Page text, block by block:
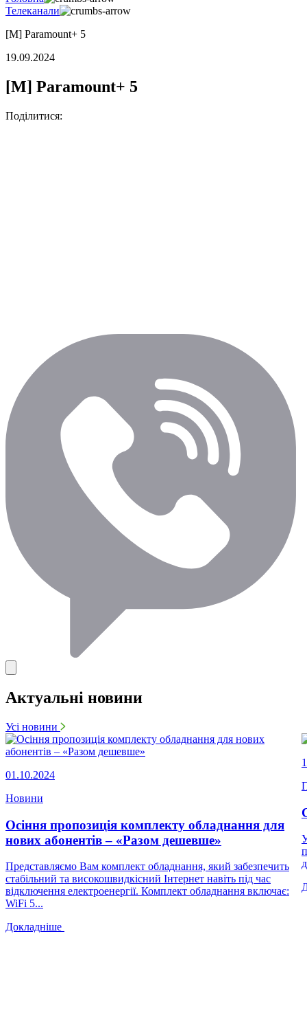
Телеканали
[М] Paramount+ 5
19.09.2024
[М] Paramount+ 5
Поділитися:
Актуальні новини
Усі новини
01.10.2024
Новини
Осіння пропозиція комплекту обладнання для
нових абонентів – «Разом дешевше»
Представляємо Вам комплект обладнання, який забезпечить
стабільний та високошвидкісний Інтернет навіть під час
відключення електроенергії. Комплект обладнання включає:
WiFi 5...
Докладніше